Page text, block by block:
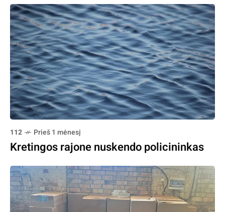
112 Prieš 1 mėnesį
Kretingos rajone nuskendo policininkas